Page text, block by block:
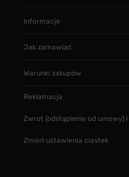
Informacje
Jak zamawiać
Warunki zakupów
Reklamacja
Zwrot (odstąpienie od umowy)
Zmień ustawienia ciastek